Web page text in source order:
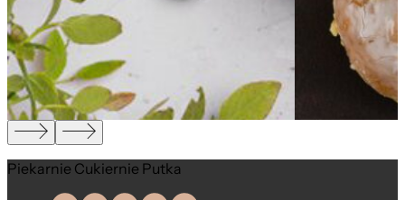
Piekarnie Cukiernie Putka